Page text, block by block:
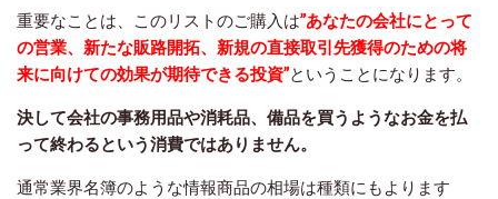
重要なことは、このリストのご購入は”あなたの会社にとって
の営業、新たな販路開拓、新規の直接取引先獲得のための将
来に向けての効果が期待できる投資”ということになります。
決して会社の事務用品や消耗品、備品を買うようなお金を払
って終わるという消費ではありません。
通常業界名簿のような情報商品の相場は種類にもよります